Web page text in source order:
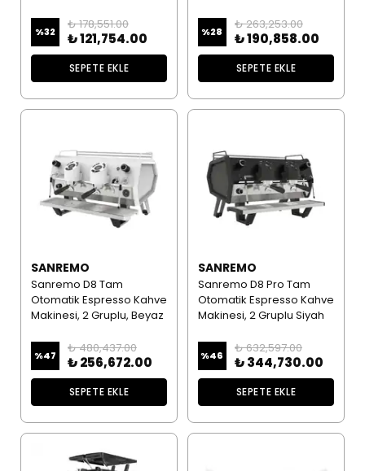
%32
₺ 178,551.00
₺ 121,754.00
SEPETE EKLE
%28
₺ 263,253.00
₺ 190,858.00
SEPETE EKLE
SANREMO
Sanremo D8 Tam
Otomatik Espresso Kahve
Makinesi, 2 Gruplu, Beyaz
%47
₺ 480,437.00
₺ 256,672.00
SEPETE EKLE
SANREMO
Sanremo D8 Pro Tam
Otomatik Espresso Kahve
Makinesi, 2 Gruplu Siyah
%46
₺ 632,597.00
₺ 344,730.00
SEPETE EKLE